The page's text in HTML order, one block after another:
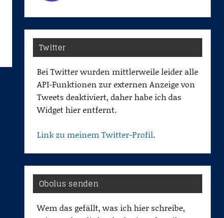
Twitter
Bei Twitter wurden mittlerweile leider alle
API-Funktionen zur externen Anzeige von
Tweets deaktiviert, daher habe ich das
Widget hier entfernt.
Link zu meinem Twitter-Profil.
Obolus senden
Wem das gefällt, was ich hier schreibe,